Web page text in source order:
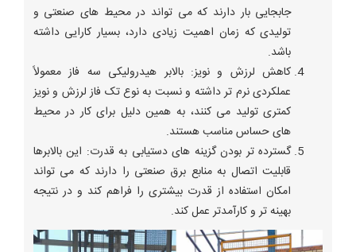
جابجایی بار دارند که می ‌تواند در محیط ‌های صنعتی و
تولیدی که زمان اهمیت زیادی دارد، بسیار کارایی داشته
باشد.
کاهش لرزش و نویز: بالابر هیدرولیکی سه فاز معمولاً
عملکردی نرم ‌تر داشته و نسبت به نوع تک فاز لرزش و نویز
کمتری تولید می‌ کنند، به همین دلیل برای کار در محیط
‌های حساس مناسب هستند.
گسترده ‌تر بودن گزینه ‌های دستیابی به قدرت: این بالابرها
قابلیت اتصال به منابع برق صنعتی را دارند که می ‌تواند
امکان استفاده از قدرت بیشتری را فراهم کند و در نتیجه
بهینه ‌تر و کارآمدتر عمل کند.